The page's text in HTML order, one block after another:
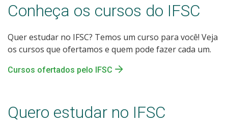
Conheça os cursos do IFSC
Quer estudar no IFSC? Temos um curso para você! Veja
os cursos que ofertamos e quem pode fazer cada um.
Cursos ofertados pelo IFSC
Quero estudar no IFSC